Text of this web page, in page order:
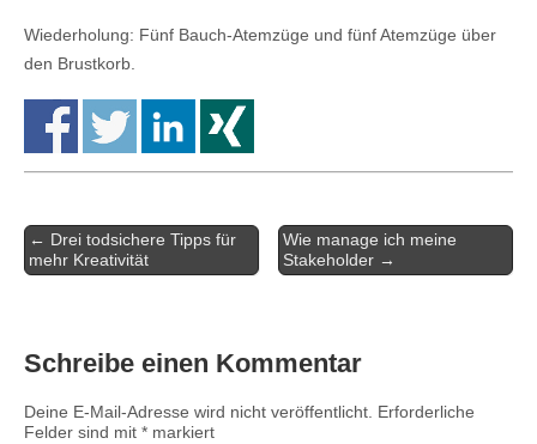
Wiederholung: Fünf Bauch-Atemzüge und fünf Atemzüge über
den Brustkorb.
Post navigation
← Drei todsichere Tipps für
mehr Kreativität
Wie manage ich meine
Stakeholder →
Schreibe einen Kommentar
Deine E-Mail-Adresse wird nicht veröffentlicht. Erforderliche
Felder sind mit * markiert